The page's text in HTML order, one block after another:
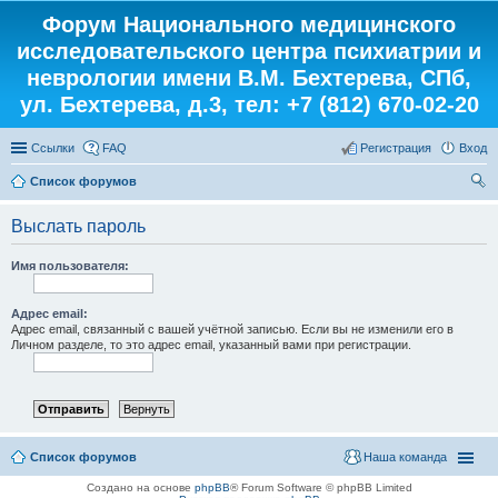
Форум Национального медицинского
исследовательского центра психиатрии и
неврологии имени В.М. Бехтерева, СПб,
ул. Бехтерева, д.3, тел: +7 (812) 670-02-20
Ссылки FAQ Вход
Регистрация
Список форумов
Выслать пароль
Имя пользователя:
Адрес email:
Адрес email, связанный с вашей учётной записью. Если вы не изменили его в
Личном разделе, то это адрес email, указанный вами при регистрации.
Список форумов Наша команда
Создано на основе phpBB® Forum Software © phpBB Limited